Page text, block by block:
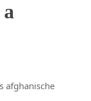
afghanische